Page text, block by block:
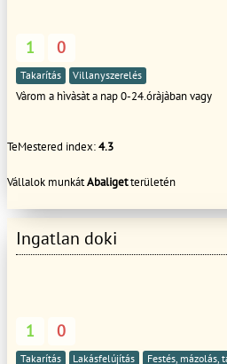
1 0
Takarítás Villanyszerelés
Vàrom a hìvàsàt a nap 0-24.óràjàban vagy
TeMestered index:4.3
Vállalok munkátAbaligetterületén
Ingatlan doki
1 0
Takarítás Lakásfelújítás Festés, mázolás,